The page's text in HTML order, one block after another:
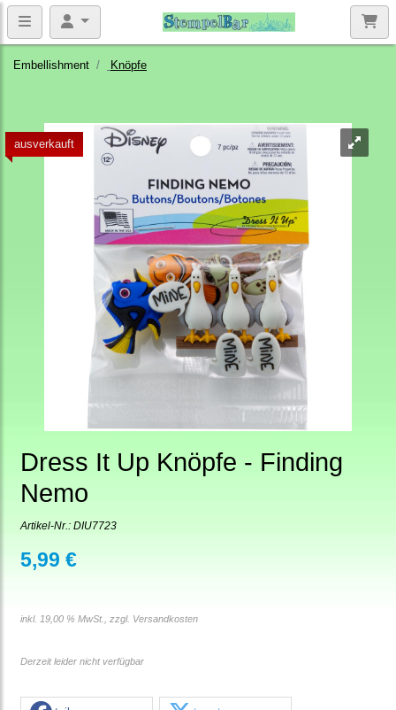
Embellishment Knöpfe
ausverkauft
Dress It Up Knöpfe - Finding
Nemo
Artikel-Nr.: DIU7723
5,99 €
inkl. 19,00 % MwSt., zzgl. Versandkosten
Derzeit leider nicht verfügbar